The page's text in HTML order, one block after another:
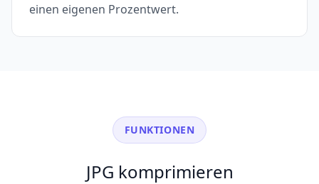
einen eigenen Prozentwert.
FUNKTIONEN
JPG komprimieren